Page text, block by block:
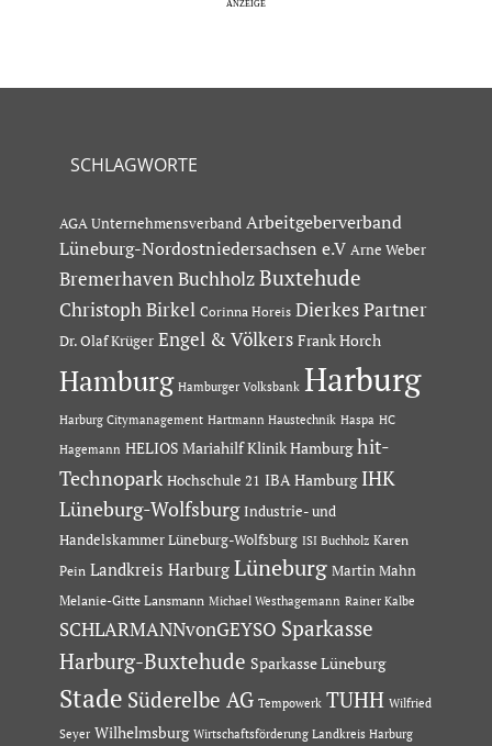
SCHLAGWORTE
AGA Unternehmensverband Arbeitgeberverband
Lüneburg-Nordostniedersachsen e.V Arne Weber
Bremerhaven Buchholz Buxtehude
Christoph Birkel Corinna Horeis Dierkes Partner
Dr. Olaf Krüger Engel & Völkers Frank Horch
Hamburg Hamburger Volksbank Harburg
Harburg Citymanagement Hartmann Haustechnik Haspa HC
Hagemann HELIOS Mariahilf Klinik Hamburg hit-
Technopark Hochschule 21 IBA Hamburg IHK
Lüneburg-Wolfsburg Industrie- und
Handelskammer Lüneburg-Wolfsburg ISI Buchholz Karen
Pein Landkreis Harburg Lüneburg Martin Mahn
Melanie-Gitte Lansmann Michael Westhagemann Rainer Kalbe
SCHLARMANNvonGEYSO Sparkasse
Harburg-Buxtehude Sparkasse Lüneburg
Stade Süderelbe AG Tempowerk TUHH Wilfried
Seyer Wilhelmsburg Wirtschaftsförderung Landkreis Harburg